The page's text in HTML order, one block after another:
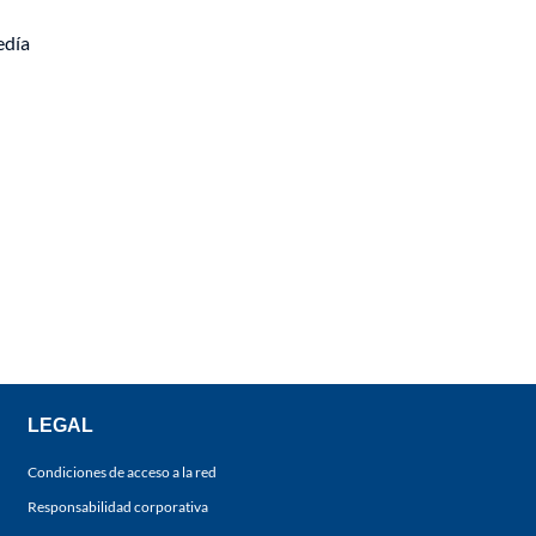
LEGAL
Condiciones de acceso a la red
Responsabilidad corporativa